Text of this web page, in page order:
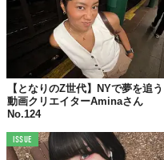
1.とにかく
2.大好きな人た
深く関
3.あら
自分を誇れる
【となりのZ世代】NYで夢を追う
動画クリエイターAminaさん
No.124
ISSUE